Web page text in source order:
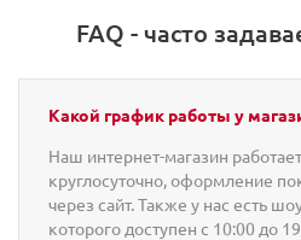
FAQ - часто
Какой график работы у
Наш интернет-магазин
круглосуточно, оформление
через сайт. Также у нас есть
которого доступен с 10:00 до